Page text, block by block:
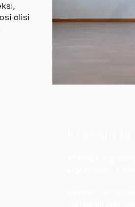
olisi